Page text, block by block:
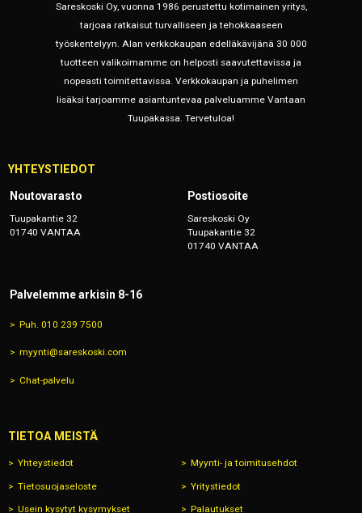
Sareskoski Oy, vuonna 1986 perustettu kotimainen yritys,
tarjoaa ratkaisut turvalliseen ja tehokkaaseen
työskentelyyn. Alan verkkokaupan edelläkävijänä 30 000
tuotteen valikoimamme on helposti saavutettavissa ja
nopeasti toimitettavissa. Verkkokaupan ja puhelimen
lisäksi tarjoamme asiantuntevaa palveluamme Vantaan
Tuupakassa. Tervetuloa!
YHTEYSTIEDOT
Noutovarasto
Tuupakantie 32
01740 VANTAA
Postiosoite
Sareskoski Oy
Tuupakantie 32
01740 VANTAA
Palvelemme arkisin 8-16
Puh. 010 239 7500
myynti@sareskoski.com
Chat-palvelu
TIETOA MEISTÄ
Yhteystiedot Myynti- ja toimitusehdot
Tietosuojaseloste Yritystiedot
Usein kysytyt kysymykset Palautukset